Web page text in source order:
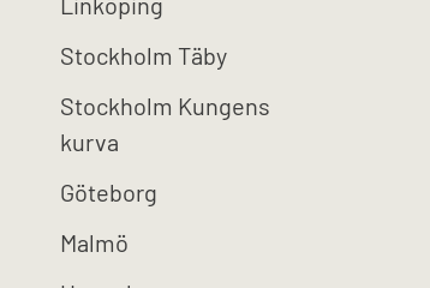
Stockholm Täby
Stockholm Kungens
kurva
Göteborg
Malmö